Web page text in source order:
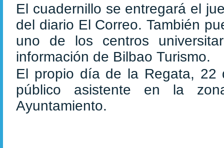
El cuadernillo se entregará el
del diario El Correo. También
uno de los centros
información de Bilbao Turismo.
El propio día de la Regata, 22
público asistente en la
Ayuntamiento.